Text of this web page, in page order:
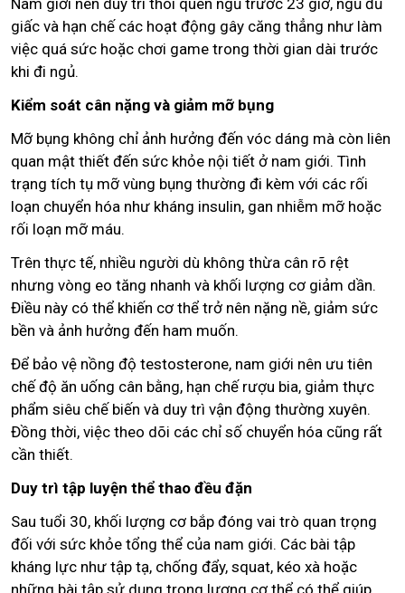
giấc và hạn chế các hoạt động gây căng thẳng như làm
việc quá sức hoặc chơi game trong thời gian dài trước
khi đi ngủ.
Kiểm soát cân nặng và giảm mỡ bụng
Mỡ bụng không chỉ ảnh hưởng đến vóc dáng mà còn liên
quan mật thiết đến sức khỏe nội tiết ở nam giới. Tình
trạng tích tụ mỡ vùng bụng thường đi kèm với các rối
loạn chuyển hóa như kháng insulin, gan nhiễm mỡ hoặc
rối loạn mỡ máu.
Trên thực tế, nhiều người dù không thừa cân rõ rệt
nhưng vòng eo tăng nhanh và khối lượng cơ giảm dần.
Điều này có thể khiến cơ thể trở nên nặng nề, giảm sức
bền và ảnh hưởng đến ham muốn.
Để bảo vệ nồng độ testosterone, nam giới nên ưu tiên
chế độ ăn uống cân bằng, hạn chế rượu bia, giảm thực
phẩm siêu chế biến và duy trì vận động thường xuyên.
Đồng thời, việc theo dõi các chỉ số chuyển hóa cũng rất
cần thiết.
Duy trì tập luyện thể thao đều đặn
Sau tuổi 30, khối lượng cơ bắp đóng vai trò quan trọng
đối với sức khỏe tổng thể của nam giới. Các bài tập
kháng lực như tập tạ, chống đẩy, squat, kéo xà hoặc
những bài tập sử dụng trọng lượng cơ thể có thể giúp